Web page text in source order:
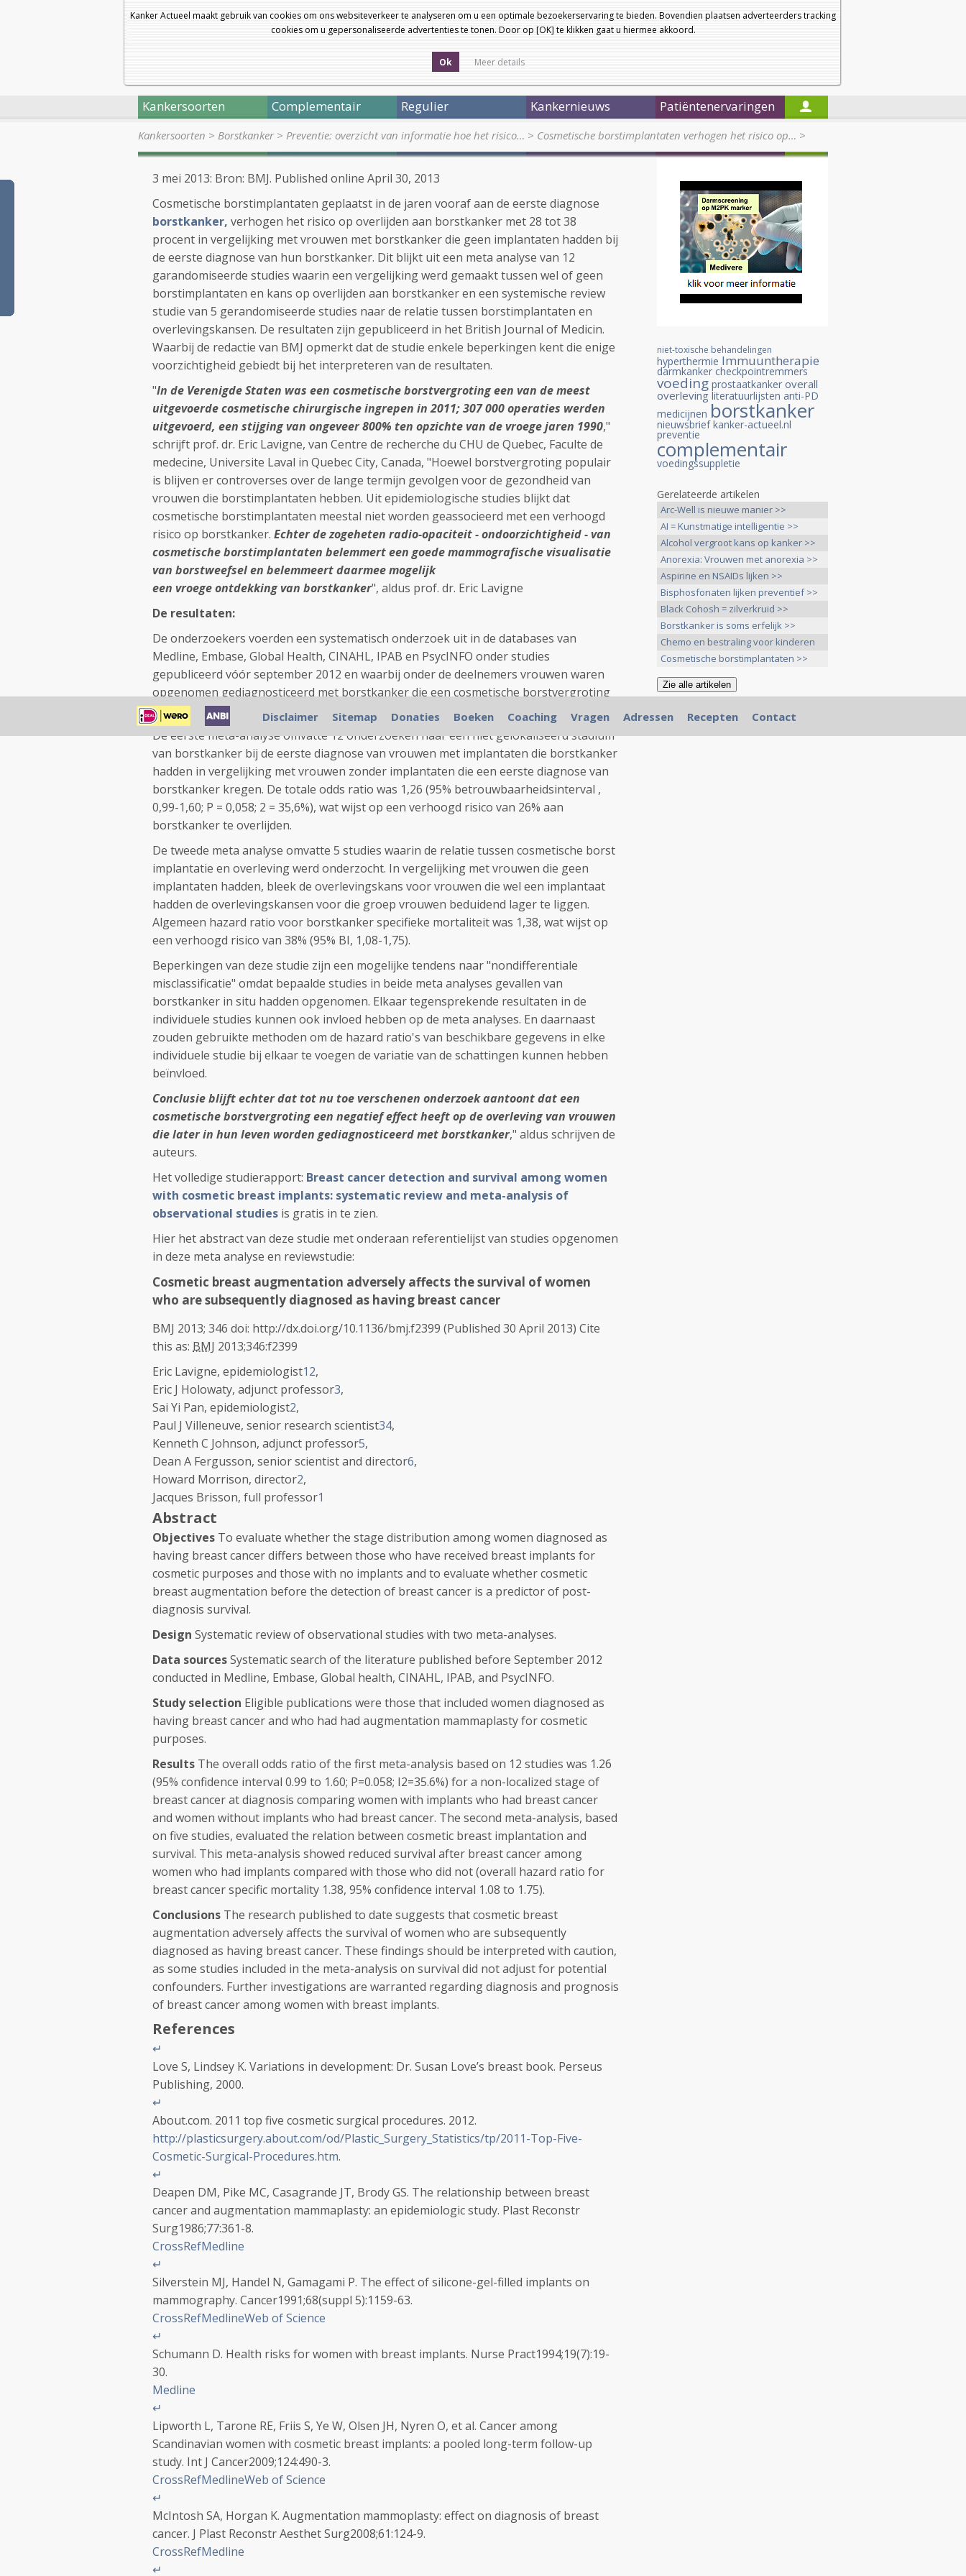
Kanker Actueel maakt gebruik van cookies om ons websiteverkeer te analyseren om u een optimale bezoekerservaring te bieden. Bovendien plaatsen adverteerders tracking
cookies om u gepersonaliseerde advertenties te tonen. Door op [OK] te klikken gaat u hiermee akkoord.
Ok Meer details
a
a
Nieuwsbrief
Startpagina
Kankersoorten Complementair Regulier Kankernieuws Patiëntenervaringen
Kankersoorten > Borstkanker> Preventie: overzicht van informatie hoe het risico… > Cosmetische borstimplantaten verhogen het risico op… >
3 mei 2013: Bron: BMJ. Published online April 30, 2013
Cosmetische borstimplantaten geplaatst in de jaren vooraf aan de eerste diagnose
borstkanker, verhogen het risico op overlijden aan borstkanker met 28 tot 38
procent in vergelijking met vrouwen met borstkanker die geen implantaten hadden bij
de eerste diagnose van hun borstkanker. Dit blijkt uit een meta analyse van 12
garandomiseerde studies waarin een vergelijking werd gemaakt tussen wel of geen
borstimplantaten en kans op overlijden aan borstkanker en een systemische review
studie van 5 gerandomiseerde studies naar de relatie tussen borstimplantaten en
overlevingskansen. De resultaten zijn gepubliceerd in het British Journal of Medicin.
Waarbij de redactie van BMJ opmerkt dat de studie enkele beperkingen kent die enige
voorzichtigheid gebiedt bij het interpreteren van de resultaten.
"In de Verenigde Staten was een cosmetische borstvergroting een van de meest
uitgevoerde cosmetische chirurgische ingrepen in 2011; 307 000 operaties werden
uitgevoerd, een stijging van ongeveer 800% ten opzichte van de vroege jaren 1990,"
schrijft prof. dr. Eric Lavigne, van Centre de recherche du CHU de Quebec, Faculte de
medecine, Universite Laval in Quebec City, Canada, "Hoewel borstvergroting populair
is blijven er controverses over de lange termijn gevolgen voor de gezondheid van
vrouwen die borstimplantaten hebben. Uit epidemiologische studies blijkt dat
cosmetische borstimplantaten meestal niet worden geassocieerd met een verhoogd
risico op borstkanker. Echter de zogeheten radio-opaciteit - ondoorzichtigheid - van
cosmetische borstimplantaten belemmert een goede mammografische visualisatie
van borstweefsel en belemmeert daarmee mogelijk
een vroege ontdekking van borstkanker", aldus prof. dr. Eric Lavigne
De resultaten:
De onderzoekers voerden een systematisch onderzoek uit in de databases van
Medline, Embase, Global Health, CINAHL, IPAB en PsycINFO onder studies
gepubliceerd vóór september 2012 en waarbij onder de deelnemers vrouwen waren
opgenomen gediagnosticeerd met borstkanker die een cosmetische borstvergroting
via een borstimplantaat hadden gehad.
De eerste meta-analyse omvatte 12 onderzoeken naar een niet gelokaliseerd stadium
van borstkanker bij de eerste diagnose van vrouwen met implantaten die borstkanker
hadden in vergelijking met vrouwen zonder implantaten die een eerste diagnose van
borstkanker kregen. De totale odds ratio was 1,26 (95% betrouwbaarheidsinterval ,
0,99-1,60; P = 0,058; 2 = 35,6%), wat wijst op een verhoogd risico van 26% aan
borstkanker te overlijden.
De tweede meta analyse omvatte 5 studies waarin de relatie tussen cosmetische borst
implantatie en overleving werd onderzocht. In vergelijking met vrouwen die geen
implantaten hadden, bleek de overlevingskans voor vrouwen die wel een implantaat
hadden de overlevingskansen voor die groep vrouwen beduidend lager te liggen.
Algemeen hazard ratio voor borstkanker specifieke mortaliteit was 1,38, wat wijst op
een verhoogd risico van 38% (95% BI, 1,08-1,75).
Beperkingen van deze studie zijn een mogelijke tendens naar "nondifferentiale
misclassificatie" omdat bepaalde studies in beide meta analyses gevallen van
borstkanker in situ hadden opgenomen. Elkaar tegensprekende resultaten in de
individuele studies kunnen ook invloed hebben op de meta analyses. En daarnaast
zouden gebruikte methoden om de hazard ratio's van beschikbare gegevens in elke
individuele studie bij elkaar te voegen de variatie van de schattingen kunnen hebben
beïnvloed.
Conclusie blijft echter dat tot nu toe verschenen onderzoek aantoont dat een
cosmetische borstvergroting een negatief effect heeft op de overleving van vrouwen
die later in hun leven worden gediagnosticeerd met borstkanker," aldus schrijven de
auteurs.
Het volledige studierapport: Breast cancer detection and survival among women
with cosmetic breast implants: systematic review and meta-analysis of
observational studies is gratis in te zien.
Hier het abstract van deze studie met onderaan referentielijst van studies opgenomen
in deze meta analyse en reviewstudie:
Cosmetic breast augmentation adversely affects the survival of women
who are subsequently diagnosed as having breast cancer
BMJ 2013; 346 doi: http://dx.doi.org/10.1136/bmj.f2399 (Published 30 April 2013) Cite
this as: BMJ 2013;346:f2399
Eric Lavigne, epidemiologist12,
Eric J Holowaty, adjunct professor3,
Sai Yi Pan, epidemiologist2,
Paul J Villeneuve, senior research scientist34,
Kenneth C Johnson, adjunct professor5,
Dean A Fergusson, senior scientist and director6,
Howard Morrison, director2,
Jacques Brisson, full professor1
Abstract
Objectives To evaluate whether the stage distribution among women diagnosed as
having breast cancer differs between those who have received breast implants for
cosmetic purposes and those with no implants and to evaluate whether cosmetic
breast augmentation before the detection of breast cancer is a predictor of post-
diagnosis survival.
Design Systematic review of observational studies with two meta-analyses.
Data sourcesSystematic search of the literature published before September 2012
conducted in Medline, Embase, Global health, CINAHL, IPAB, and PsycINFO.
Study selection Eligible publications were those that included women diagnosed as
having breast cancer and who had had augmentation mammaplasty for cosmetic
purposes.
Results The overall odds ratio of the first meta-analysis based on 12 studies was 1.26
(95% confidence interval 0.99 to 1.60; P=0.058; I2=35.6%) for a non-localized stage of
breast cancer at diagnosis comparing women with implants who had breast cancer
and women without implants who had breast cancer. The second meta-analysis, based
on five studies, evaluated the relation between cosmetic breast implantation and
survival. This meta-analysis showed reduced survival after breast cancer among
women who had implants compared with those who did not (overall hazard ratio for
breast cancer specific mortality 1.38, 95% confidence interval 1.08 to 1.75).
Conclusions The research published to date suggests that cosmetic breast
augmentation adversely affects the survival of women who are subsequently
diagnosed as having breast cancer. These findings should be interpreted with caution,
as some studies included in the meta-analysis on survival did not adjust for potential
confounders. Further investigations are warranted regarding diagnosis and prognosis
of breast cancer among women with breast implants.
References
↵
Love S, Lindsey K. Variations in development: Dr. Susan Love’s breast book. Perseus
Publishing, 2000.
↵
About.com. 2011 top five cosmetic surgical procedures. 2012.
http://plasticsurgery.about.com/od/Plastic_Surgery_Statistics/tp/2011-Top-Five-
Cosmetic-Surgical-Procedures.htm.
↵
Deapen DM, Pike MC, Casagrande JT, Brody GS. The relationship between breast
cancer and augmentation mammaplasty: an epidemiologic study. Plast Reconstr
Surg1986;77:361-8.
CrossRefMedline
↵
Silverstein MJ, Handel N, Gamagami P. The effect of silicone-gel-filled implants on
mammography. Cancer1991;68(suppl 5):1159-63.
CrossRefMedlineWeb of Science
↵
Schumann D. Health risks for women with breast implants. Nurse Pract1994;19(7):19-
30.
Medline
↵
Lipworth L, Tarone RE, Friis S, Ye W, Olsen JH, Nyren O, et al. Cancer among
Scandinavian women with cosmetic breast implants: a pooled long-term follow-up
study. Int J Cancer2009;124:490-3.
CrossRefMedlineWeb of Science
↵
McIntosh SA, Horgan K. Augmentation mammoplasty: effect on diagnosis of breast
cancer. J Plast Reconstr Aesthet Surg2008;61:124-9.
CrossRefMedline
↵
niet-toxische behandelingen
hyperthermie Immuuntherapie
darmkanker checkpointremmers
voeding prostaatkanker overall
overleving literatuurlijsten anti-PD
medicijnen borstkanker
nieuwsbrief kanker-actueel.nl
preventie
complementair
voedingssuppletie
Gerelateerde artikelen
Arc-Well is nieuwe manier >>
AI = Kunstmatige intelligentie >>
Alcohol vergroot kans op kanker >>
Anorexia: Vrouwen met anorexia >>
Aspirine en NSAIDs lijken >>
Bisphosfonaten lijken preventief >>
Black Cohosh = zilverkruid >>
Borstkanker is soms erfelijk >>
Chemo en bestraling voor kinderen
>>
Cosmetische borstimplantaten >>
Disclaimer Sitemap Donaties Boeken Coaching Vragen Adressen Recepten Contact